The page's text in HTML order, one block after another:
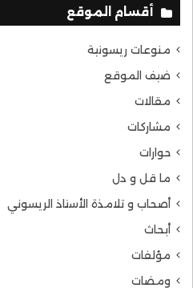
أقسام الموقع
منوعات ريسونية
ضيف الموقع
مقالات
مشاركات
حوارات
ما قل و دل
أصحاب و تلامذة الأستاذ الريسوني
أبحاث
مؤلفات
ومضات